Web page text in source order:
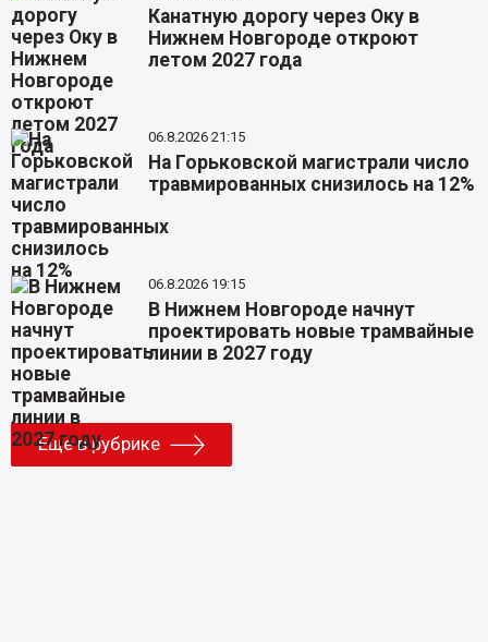
Канатную дорогу через Оку в
Нижнем Новгороде откроют
летом 2027 года
06.8.2026 21:15
На Горьковской магистрали число
травмированных снизилось на 12%
06.8.2026 19:15
В Нижнем Новгороде начнут
проектировать новые трамвайные
линии в 2027 году
Еще в рубрике